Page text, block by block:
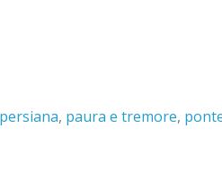
, paura e tremore,